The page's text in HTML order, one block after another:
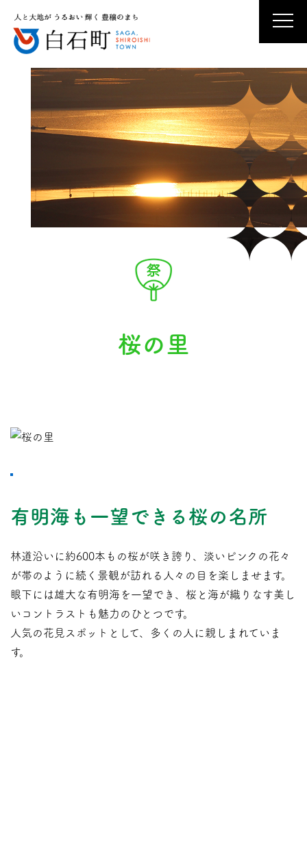
桜の里
有明海も一望できる桜の名所
林道沿いに約600本もの桜が咲き誇り、淡いピンクの花々
が帯のように続く景観が訪れる人々の目を楽しませます。
眼下には雄大な有明海を一望でき、桜と海が織りなす美し
いコントラストも魅力のひとつです。
人気の花見スポットとして、多くの人に親しまれていま
す。